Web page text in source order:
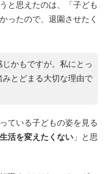
と思えたのは、「子ども
ったので、退園させたく
かもですが。私にとっ
とどまる大切な理由で
ている子どもの姿を見る
活を変えたくない 」と思